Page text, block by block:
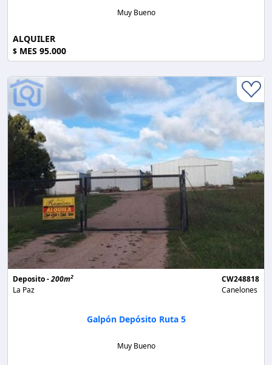
Muy Bueno
ALQUILER
$ MES 95.000
Deposito -200m2
La Paz
CW248818
Canelones
Galpón Depósito Ruta 5
Muy Bueno